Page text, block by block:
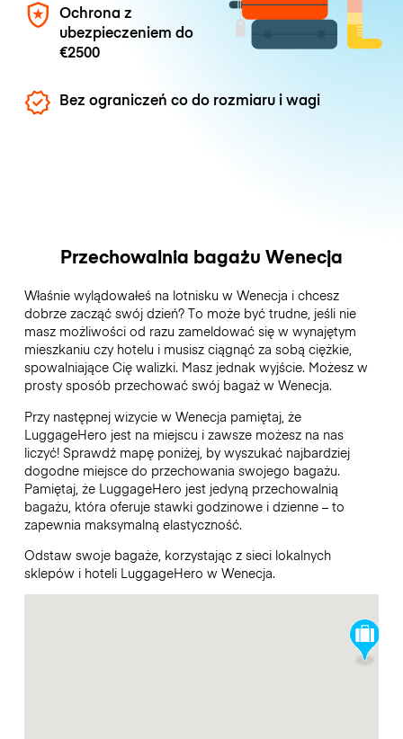
Ochrona z
ubezpieczeniem do
€2500
Bez ograniczeń co do rozmiaru i wagi
Przechowalnia bagażu Wenecja
Właśnie wylądowałeś na lotnisku w Wenecja i chcesz
dobrze zacząć swój dzień? To może być trudne, jeśli nie
masz możliwości od razu zameldować się w wynajętym
mieszkaniu czy hotelu i musisz ciągnąć za sobą ciężkie,
spowalniające Cię walizki. Masz jednak wyjście. Możesz w
prosty sposób przechować swój bagaż w Wenecja.
Przy następnej wizycie w Wenecja pamiętaj, że
LuggageHero jest na miejscu i zawsze możesz na nas
liczyć! Sprawdź mapę poniżej, by wyszukać najbardziej
dogodne miejsce do przechowania swojego bagażu.
Pamiętaj, że LuggageHero jest jedyną przechowalnią
bagażu, która oferuje stawki godzinowe i dzienne – to
zapewnia maksymalną elastyczność.
Odstaw swoje bagaże, korzystając z sieci lokalnych
sklepów i hoteli LuggageHero w Wenecja.